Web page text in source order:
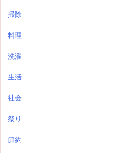
掃除
料理
洗濯
生活
社会
祭り
節約